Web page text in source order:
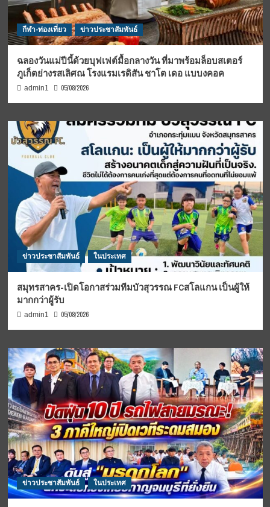
กีฬา-ท่องเที่ยว ข่าวประชาสัมพันธ์
ฉลองวันแม่ปีนี้ด้วยบุฟเฟต์มื้อกลางวัน ที่มาพร้อมล็อบสเตอร์
ภูเก็ตย่างรสเลิศณ โรงแรมเรดิสัน ชาโต เดอ แบบงคอค
admin1 05/08/2026
ข่าวประชาสัมพันธ์ ในประเทศ
สมุทรสาคร-เปิดโอกาสร่วมทีมบัวสุวรรณ FCสโลแกน เป็นผู้ให้
มากกว่าผู้รับ
admin1 05/08/2026
ข่าวประชาสัมพันธ์ ในประเทศ